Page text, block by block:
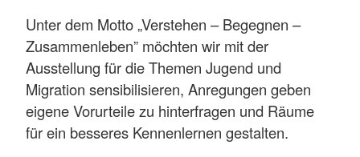
Unter dem Motto „Verstehen – Begegnen –
Zusammenleben” möchten wir mit der
Ausstellung für die Themen Jugend und
Migration sensibilisieren, Anregungen geben
eigene Vorurteile zu hinterfragen und Räume
für ein besseres Kennenlernen gestalten.